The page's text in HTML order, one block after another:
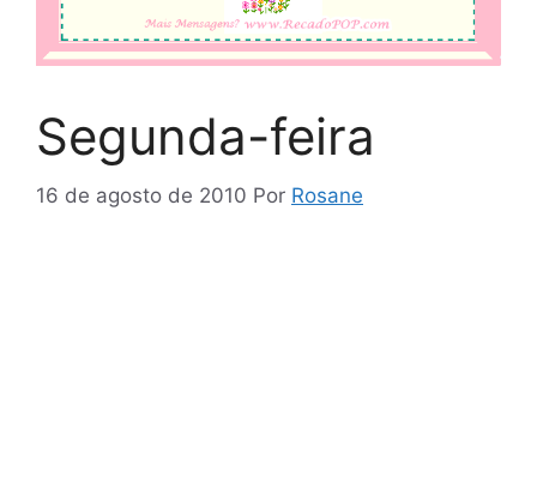
Segunda-feira
16 de agosto de 2010 Por Rosane